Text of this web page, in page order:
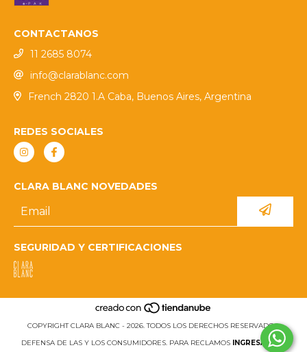
CONTACTANOS
11 2685 8074
info@clarablanc.com
French 2820 1.A Caba, Buenos Aires, Argentina
REDES SOCIALES
CLARA BLANC NOVEDADES
SEGURIDAD Y CERTIFICACIONES
COPYRIGHT CLARA BLANC - 2026. TODOS LOS DERECHOS RESERVADOS.
DEFENSA DE LAS Y LOS CONSUMIDORES. PARA RECLAMOS
INGRESÁ ACÁ.